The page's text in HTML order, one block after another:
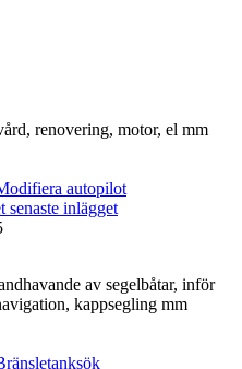
renovering, motor, el mm
autopilot
senaste inlägget
av segelbåtar, inför
kappsegling mm